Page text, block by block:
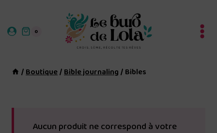
contenu
0
/Boutique/Bible journaling/Bibles
Aucun produit ne correspond à votre